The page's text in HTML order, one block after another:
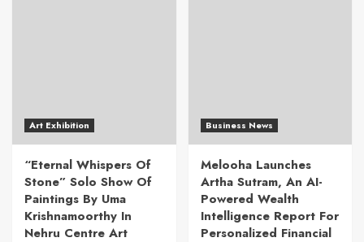
Art Exhibition
“Eternal Whispers Of
Stone” Solo Show Of
Paintings By Uma
Krishnamoorthy In
Nehru Centre Art
Business News
Melooha Launches
Artha Sutram, An AI-
Powered Wealth
Intelligence Report For
Personalized Financial